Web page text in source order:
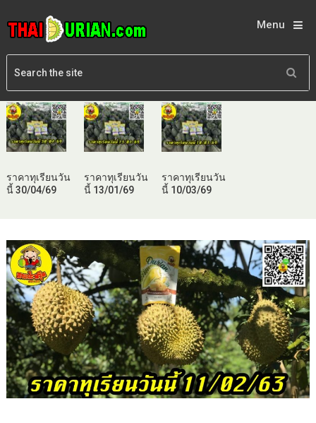
Menu
ราคาทุเรียนวัน
นี้ 30/04/69
ราคาทุเรียนวัน
นี้ 13/01/69
ราคาทุเรียนวัน
นี้ 10/03/69